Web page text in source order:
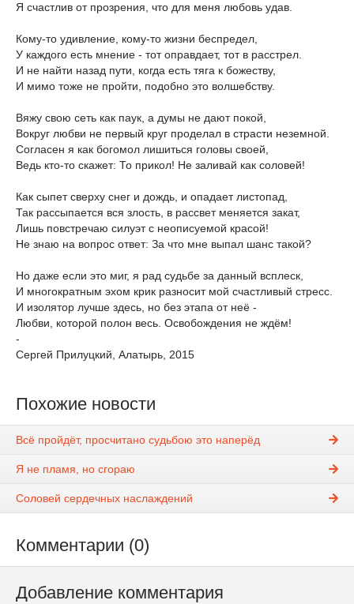
Я счастлив от прозрения, что для меня любовь удав.
Кому-то удивление, кому-то жизни беспредел,
У каждого есть мнение - тот оправдает, тот в расстрел.
И не найти назад пути, когда есть тяга к божеству,
И мимо тоже не пройти, подобно это волшебству.
Вяжу свою сеть как паук, а думы не дают покой,
Вокруг любви не первый круг проделал в страсти неземной.
Согласен я как богомол лишиться головы своей,
Ведь кто-то скажет: То прикол! Не заливай как соловей!
Как сыпет сверху снег и дождь, и опадает листопад,
Так рассыпается вся злость, в рассвет меняется закат,
Лишь повстречаю силуэт с неописуемой красой!
Не знаю на вопрос ответ: За что мне выпал шанс такой?
Но даже если это миг, я рад судьбе за данный всплеск,
И многократным эхом крик разносит мой счастливый стресс.
И изолятор лучше здесь, но без этапа от неё -
Любви, которой полон весь. Освобождения не ждём!
-
Сергей Прилуцкий, Алатырь, 2015
Похожие новости
Всё пройдёт, просчитано судьбою это наперёд
Я не пламя, но сгораю
Соловей сердечных наслаждений
Комментарии (0)
Добавление комментария